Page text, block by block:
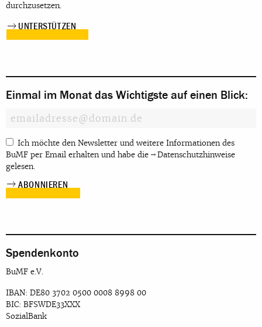
durchzusetzen.
UNTERSTÜTZEN
Einmal im Monat das Wichtigste auf einen Blick:
Ich möchte den Newsletter und weitere Informationen des
BuMF per Email erhalten und habe die
Datenschutzhinweise
gelesen.
Spendenkonto
BuMF e.V.
IBAN: DE80 3702 0500 0008 8998 00
BIC: BFSWDE33XXX
SozialBank